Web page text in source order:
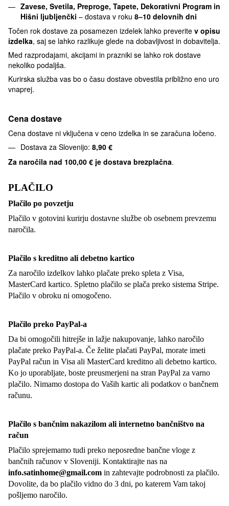
Zavese, Svetila, Preproge, Tapete, Dekorativni Program in
Hišni ljubljenčki – dostava v roku 8–10 delovnih dni
Točen rok dostave za posamezen izdelek lahko preverite v opisu
izdelka, saj se lahko razlikuje glede na dobavljivost in dobavitelja.
Med razprodajami, akcijami in prazniki se lahko rok dostave
nekoliko podaljša.
Kurirska služba vas bo o času dostave obvestila približno eno uro
vnaprej.
Cena dostave
Cena dostave ni vključena v ceno izdelka in se zaračuna ločeno.
Dostava za Slovenijo: 8,90 €
Za naročila nad 100,00 € je dostava brezplačna.
PLAČILO
Plačilo po povzetju
Plačilo v gotovini kurirju dostavne službe ob osebnem prevzemu
naročila.
Plačilo s kreditno ali debetno kartico
Za naročilo izdelkov lahko plačate preko spleta z Visa,
MasterCard kartico. Spletno plačilo se plača preko sistema Stripe.
Plačilo v obroku ni omogočeno.
Plačilo preko PayPal-a
Da bi omogočili hitrejše in lažje nakupovanje, lahko naročilo
plačate preko PayPal-a. Če želite plačati PayPal, morate imeti
PayPal račun in Visa ali MasterCard kreditno ali debetno kartico.
Ko jo uporabljate, boste preusmerjeni na stran PayPal za varno
plačilo. Nimamo dostopa do Vaših kartic ali podatkov o bančnem
računu.
Plačilo s bančnim nakazilom ali internetno bančništvo na
račun
Plačilo sprejemamo tudi preko neposredne bančne vloge z
bančnih računov v Sloveniji. Kontaktirajte nas na
info.satinhome@gmail.com in zahtevajte podrobnosti za plačilo.
Dovolite, da bo plačilo vidno do 3 dni, po katerem Vam takoj
pošljemo naročilo.